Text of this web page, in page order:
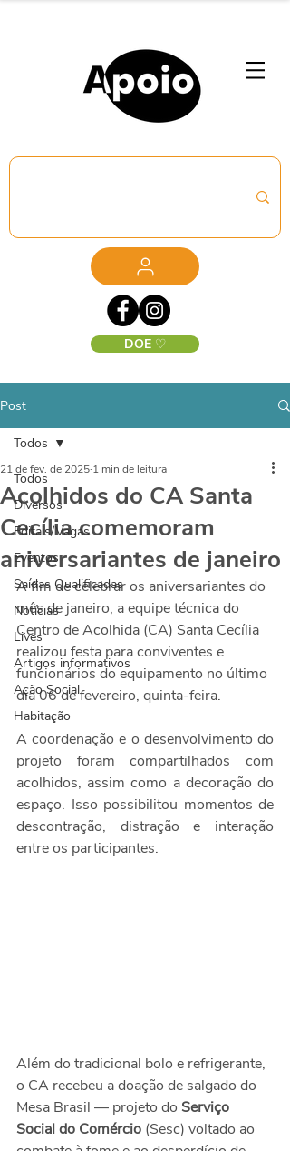
DOE ♡
Post
Todos
Diversos
Editais/Vagas
Eventos
Saídas Qualificadas
Notícias
Lives
Artigos informativos
Ação Social
Habitação
Todos
Acolhidos do CA Santa
Cecília comemoram
aniversariantes de janeiro
21 de fev. de 2025 1 min de leitura
A fim de celebrar os aniversariantes do
mês de janeiro, a equipe técnica do
Centro de Acolhida (CA) Santa Cecília
realizou festa para conviventes e
funcionários do equipamento no último
dia 06 de fevereiro, quinta-feira.
A coordenação e o desenvolvimento do
projeto foram compartilhados com
acolhidos, assim como a decoração do
espaço. Isso possibilitou momentos de
descontração, distração e interação
entre os participantes.
Além do tradicional bolo e refrigerante,
o CA recebeu a doação de salgado do
Mesa Brasil — projeto do Serviço
Social do Comércio (Sesc) voltado ao